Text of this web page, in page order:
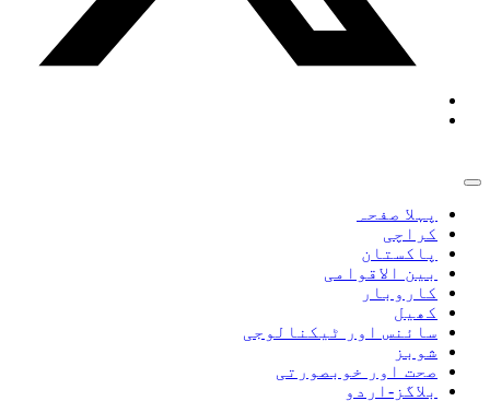
پہلا صفحہ
کراچی
پاکستان
بین الاقوامی
کاروبار
کھیل
سائنس اور ٹیکنالوجی
شوبز
صحت اور خوبصورتی
بلاگز-اردو